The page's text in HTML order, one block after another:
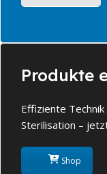
Produkte
Effiziente
Sterilisation –
Shop